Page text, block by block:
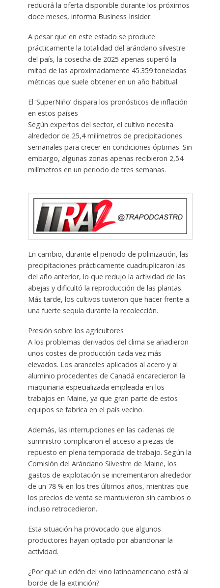
reducirá la oferta disponible durante los próximos
doce meses, informa Business Insider.
A pesar que en este estado se produce
prácticamente la totalidad del arándano silvestre
del país, la cosecha de 2025 apenas superó la
mitad de las aproximadamente 45.359 toneladas
métricas que suele obtener en un año habitual.
El ‘SuperNiño’ dispara los pronósticos de inflación
en estos países
Según expertos del sector, el cultivo necesita
alrededor de 25,4 milímetros de precipitaciones
semanales para crecer en condiciones óptimas. Sin
embargo, algunas zonas apenas recibieron 2,54
milímetros en un periodo de tres semanas.
En cambio, durante el periodo de polinización, las
precipitaciones prácticamente cuadruplicaron las
del año anterior, lo que redujo la actividad de las
abejas y dificultó la reproducción de las plantas.
Más tarde, los cultivos tuvieron que hacer frente a
una fuerte sequía durante la recolección.
Presión sobre los agricultores
A los problemas derivados del clima se añadieron
unos costes de producción cada vez más
elevados. Los aranceles aplicados al acero y al
aluminio procedentes de Canadá encarecieron la
maquinaria especializada empleada en los
trabajos en Maine, ya que gran parte de estos
equipos se fabrica en el país vecino.
Además, las interrupciones en las cadenas de
suministro complicaron el acceso a piezas de
repuesto en plena temporada de trabajo. Según la
Comisión del Arándano Silvestre de Maine, los
gastos de explotación se incrementaron alrededor
de un 78 % en los tres últimos años, mientras que
los precios de venta se mantuvieron sin cambios o
incluso retrocedieron.
Esta situación ha provocado que algunos
productores hayan optado por abandonar la
actividad.
¿Por qué un edén del vino latinoamericano está al
borde de la extinción?